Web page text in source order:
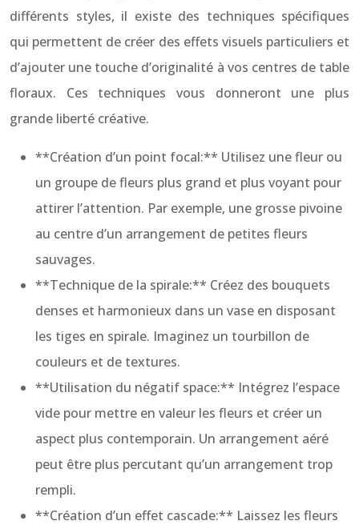
différents styles, il existe des techniques spécifiques
qui permettent de créer des effets visuels particuliers et
d’ajouter une touche d’originalité à vos centres de table
floraux. Ces techniques vous donneront une plus
grande liberté créative.
**Création d’un point focal:** Utilisez une fleur ou
un groupe de fleurs plus grand et plus voyant pour
attirer l’attention. Par exemple, une grosse pivoine
au centre d’un arrangement de petites fleurs
sauvages.
**Technique de la spirale:** Créez des bouquets
denses et harmonieux dans un vase en disposant
les tiges en spirale. Imaginez un tourbillon de
couleurs et de textures.
**Utilisation du négatif space:** Intégrez l’espace
vide pour mettre en valeur les fleurs et créer un
aspect plus contemporain. Un arrangement aéré
peut être plus percutant qu’un arrangement trop
rempli.
**Création d’un effet cascade:** Laissez les fleurs